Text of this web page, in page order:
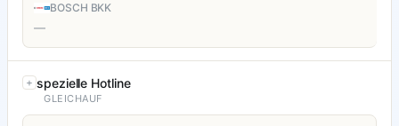
BOSCH BKK
—
spezielle Hotline
GLEICHAUF